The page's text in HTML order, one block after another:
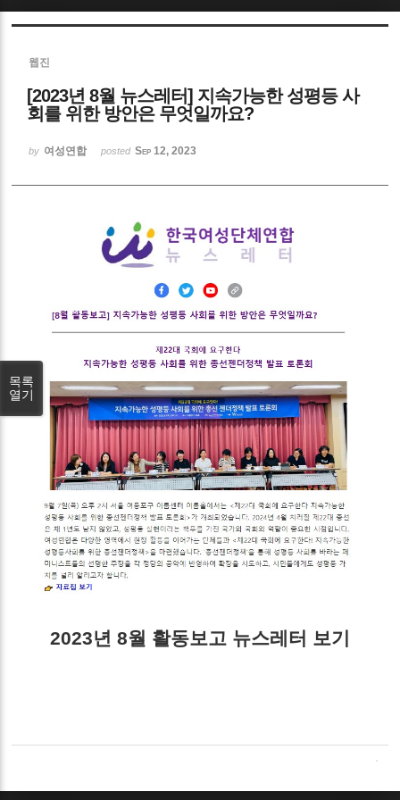
웹진
[2023년 8월 뉴스레터] 지속가능한 성평등 사
회를 위한 방안은 무엇일까요?
by 여성연합 posted Sep 12, 2023
2023년 8월 활동보고 뉴스레터 보기
목록
열기
Sketchbook5, 스케치북5
Sketchbook5, 스케치북5